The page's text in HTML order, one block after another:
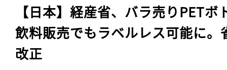
【日本】経産省、バラ売りPETボ
飲料販売でもラベルレス可能に。
改正